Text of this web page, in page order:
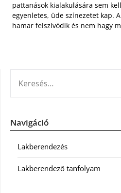
pattanások kialakulására sem
egyenletes, üde színezetet kap.
hamar felszívódik és nem hagy
Navigáció
Lakberendezés
Lakberendező tanfolyam